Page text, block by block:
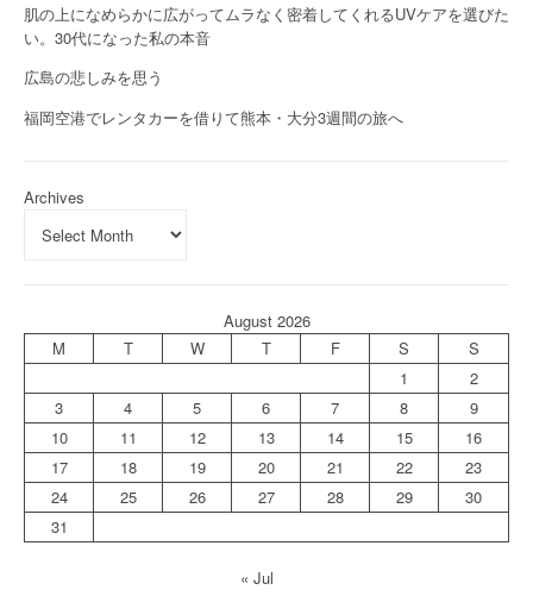
肌の上になめらかに広がってムラなく密着してくれるUVケアを選びた
い。30代になった私の本音
広島の悲しみを思う
福岡空港でレンタカーを借りて熊本・大分3週間の旅へ
Archives
August 2026
M
T W T F S
S
1
2
3
4 5 6 7 8
9
10
11 12 13 14 15
16
17
18 19 20 21 22
23
24
25 26 27 28 29
30
31
« Jul